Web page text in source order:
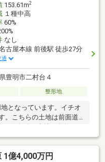
153.61m2
１種中高
60%
なし
古屋本線 前後駅 徒歩27分
通
豊明市二村台４
整形地
となっています。イチオ
。こちらの土地は前面道
一種中高層住居専用地域
、自分で好きな業者を選
1億4,000万円